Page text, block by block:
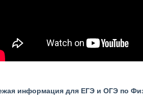
информация для ЕГЭ и ОГЭ по